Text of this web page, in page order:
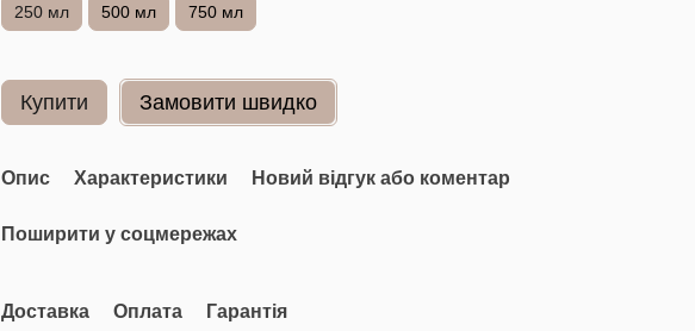
250 мл 500 мл 750 мл
Купити Замовити швидко
Опис Характеристики Новий відгук або коментар
Поширити у соцмережах
Доставка Оплата Гарантія